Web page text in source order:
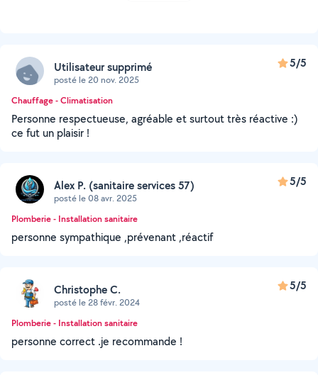
Utilisateur supprimé
posté le 20 nov. 2025
5/5
Chauffage - Climatisation
Personne respectueuse, agréable et surtout très réactive :)
ce fut un plaisir !
Alex P. (sanitaire services 57)
posté le 08 avr. 2025
5/5
Plomberie - Installation sanitaire
personne sympathique ,prévenant ,réactif
Christophe C.
posté le 28 févr. 2024
5/5
Plomberie - Installation sanitaire
personne correct .je recommande !